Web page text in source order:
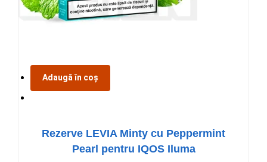
Adaugă în coș
Rezerve LEVIA Minty cu Peppermint
Pearl pentru IQOS Iluma